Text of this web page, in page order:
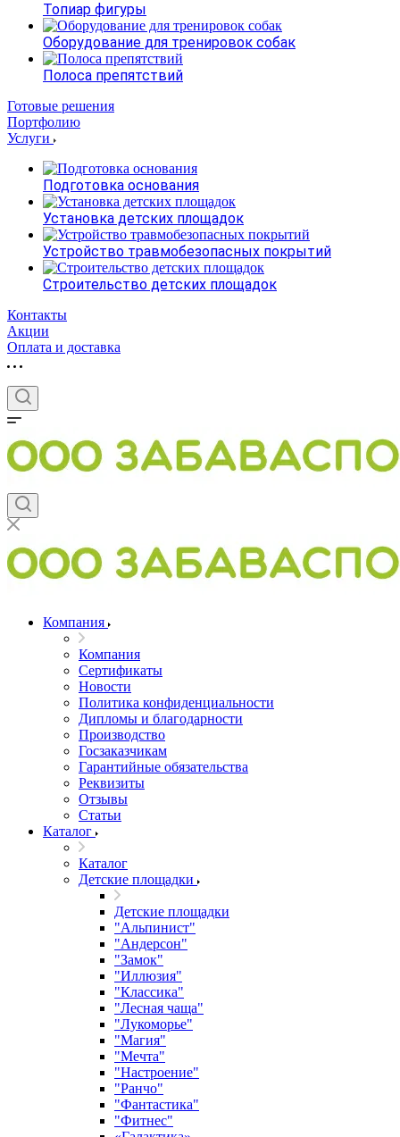
Топиар фигуры
Оборудование для тренировок собак
Полоса препятствий
Готовые решения
Портфолию
Услуги
Подготовка основания
Установка детских площадок
Устройство травмобезопасных покрытий
Строительство детских площадок
Контакты
Акции
Оплата и доставка
Компания
Компания
Сертификаты
Новости
Политика конфиденциальности
Дипломы и благодарности
Производство
Госзаказчикам
Гарантийные обязательства
Реквизиты
Отзывы
Статьи
Каталог
Каталог
Детские площадки
Детские площадки
"Альпинист"
"Андерсон"
"Замок"
"Иллюзия"
"Классика"
"Лесная чаща"
"Лукоморье"
"Магия"
"Мечта"
"Настроение"
"Ранчо"
"Фантастика"
"Фитнес"